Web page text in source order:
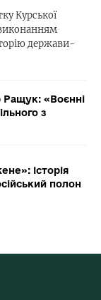
Курської
держави-
«Воєнні
з
історія
полон